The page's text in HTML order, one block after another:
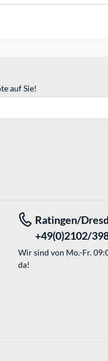
auf Sie!
Ratingen/
+49(0)2102/
Wir sind von Mo.-Fr.
da!